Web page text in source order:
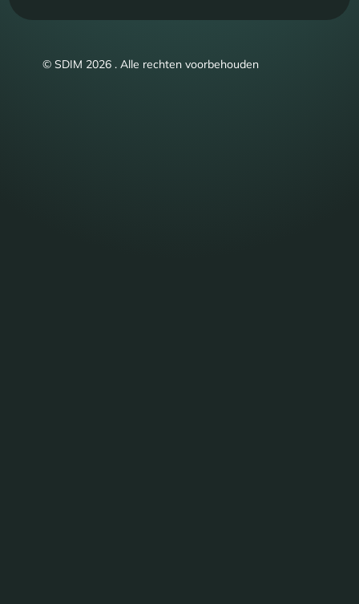
© SDIM 2026 . Alle rechten voorbehouden